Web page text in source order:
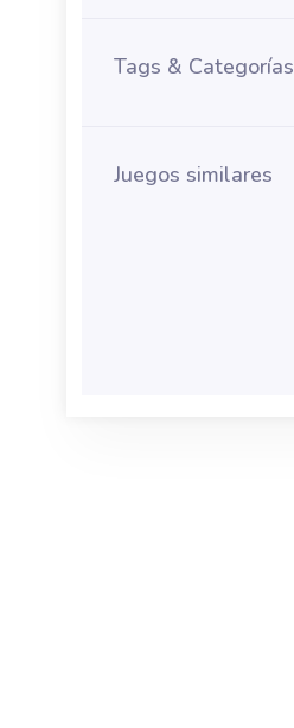
Tags & Categorías
Juegos similares